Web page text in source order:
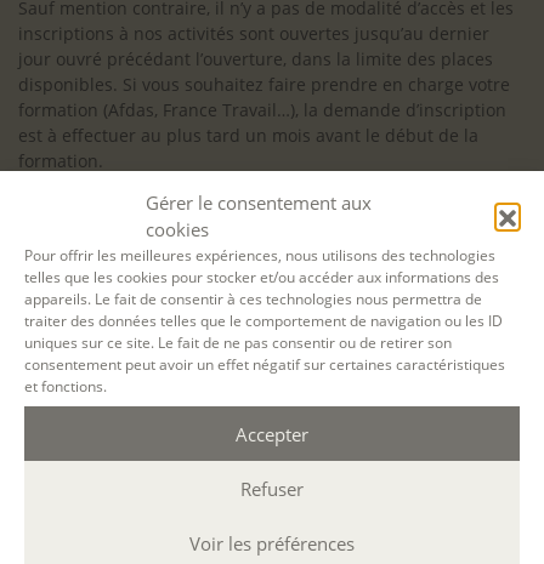
Gérer le consentement aux
cookies
Pour offrir les meilleures expériences, nous utilisons des technologies
telles que les cookies pour stocker et/ou accéder aux informations des
appareils. Le fait de consentir à ces technologies nous permettra de
traiter des données telles que le comportement de navigation ou les ID
uniques sur ce site. Le fait de ne pas consentir ou de retirer son
consentement peut avoir un effet négatif sur certaines caractéristiques
et fonctions.
Accepter
Refuser
Voir les préférences
Sauf mention contraire, il n’y a pas de modalité d’accès et les
inscriptions à nos activités sont ouvertes jusqu’au dernier
jour ouvré précédant l’ouverture, dans la limite des places
disponibles. Si vous souhaitez faire prendre en charge votre
formation (Afdas, France Travail…), la demande d’inscription
est à effectuer au plus tard un mois avant le début de la
formation.
NOS ATELIERS
L’école d’écriture
La fabrique du manuscrit
Les stages pour artistes-auteurs
Se former à la biographie
Se former à l’animation
NOS SERVICES
NOS VILLES
Nos ateliers à Bordeaux